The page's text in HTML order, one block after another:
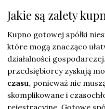
Jakie są zalety
Kupno gotowej spółki
które mogą znacząco
działalności
przedsiębiorcy zyskują
czasu, ponieważ nie
skomplikowane i
rejestracyjne. Gotowe